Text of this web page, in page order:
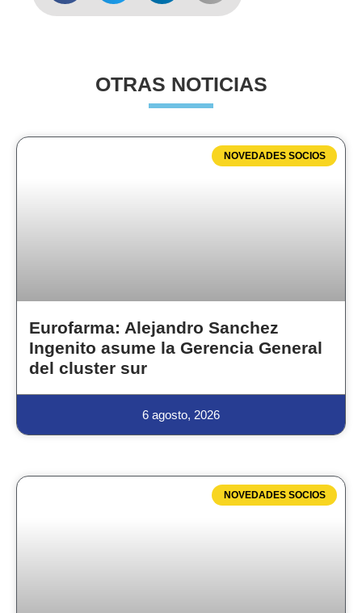
OTRAS NOTICIAS
NOVEDADES SOCIOS
Eurofarma: Alejandro Sanchez
Ingenito asume la Gerencia General
del cluster sur
6 agosto, 2026
NOVEDADES SOCIOS